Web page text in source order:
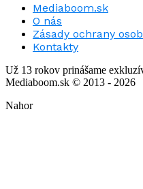
Mediaboom.sk
O nás
Zásady ochrany
Kontakty
Už 13 rokov prinášame
Mediaboom.sk © 2013 - 2026
Nahor